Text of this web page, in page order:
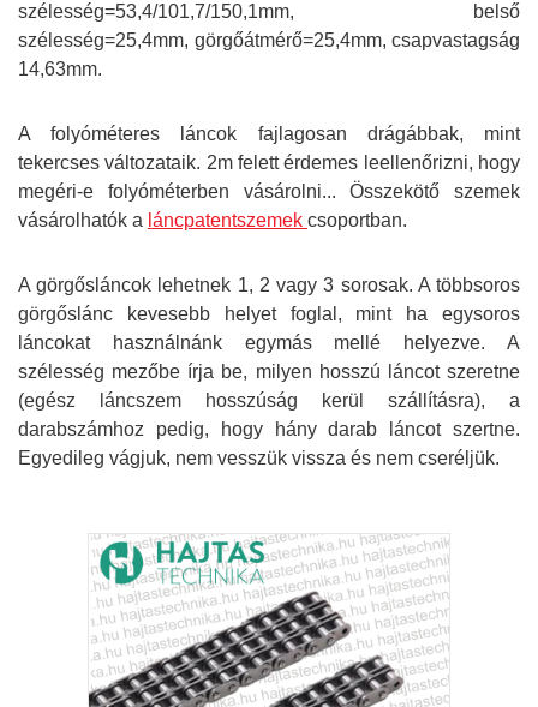
szélesség=53,4/101,7/150,1mm, belső
szélesség=25,4mm, görgőátmérő=25,4mm, csapvastagság
14,63mm.
A folyóméteres láncok fajlagosan drágábbak, mint
tekercses változataik. 2m felett érdemes leellenőrizni, hogy
megéri-e folyóméterben vásárolni... Összekötő szemek
vásárolhatók a láncpatentszemek csoportban.
A görgősláncok lehetnek 1, 2 vagy 3 sorosak. A többsoros
görgőslánc kevesebb helyet foglal, mint ha egysoros
láncokat használnánk egymás mellé helyezve. A
szélesség mezőbe írja be, milyen hosszú láncot szeretne
(egész láncszem hosszúság kerül szállításra), a
darabszámhoz pedig, hogy hány darab láncot szertne.
Egyedileg vágjuk, nem vesszük vissza és nem cseréljük.